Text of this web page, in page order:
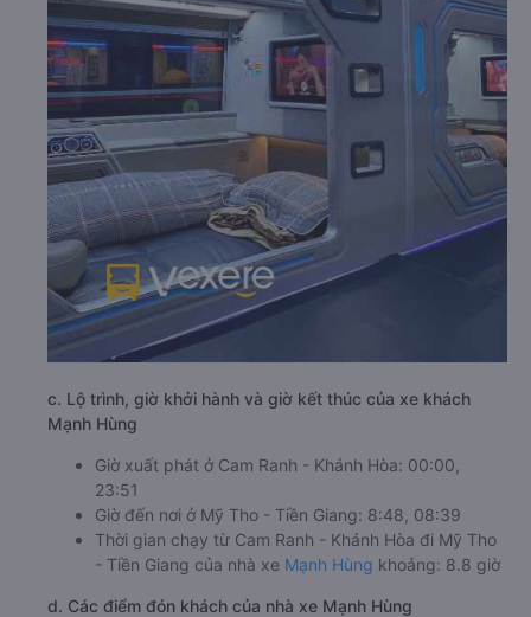
c. Lộ trình, giờ khởi hành và giờ kết thúc của xe khách
Mạnh Hùng
Giờ xuất phát ở Cam Ranh - Khánh Hòa: 00:00,
23:51
Giờ đến nơi ở Mỹ Tho - Tiền Giang: 8:48, 08:39
Thời gian chạy từ Cam Ranh - Khánh Hòa đi Mỹ Tho
- Tiền Giang của nhà xe Mạnh Hùng khoảng: 8.8 giờ
d. Các điểm đón khách của nhà xe Mạnh Hùng